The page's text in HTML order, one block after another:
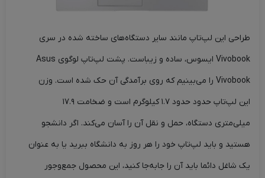
طراحی این لپ‌تاپ مانند سایر دستگاه‌های ساخته شده در سری
Vivobook ایسوس، ساده و زیباست. پشت لپ‌تاپ لوگوی Asus
Vivobook را می‌بینیم که روی برآمدگی آن حک شده است. وزن
این لپ‌تاپ حدود حدود ۱.۷ کیلوگرم است و ضخامت ۱۷.۹
میلی‌متری دستگاه، حمل و نقل آن را آسان می‌کند. اگر دانشجو
هستید و باید لپ‌تاپ خود را هر روز به دانشگاه ببرید یا به عنوان
یک شاغل دائما باید آن را جابه‌جا کنید، این محصول جمع‌وجور